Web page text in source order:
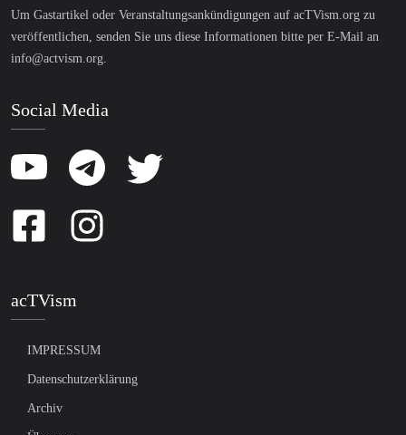
Um Gastartikel oder Veranstaltungsankündigungen auf acTVism.org zu
veröffentlichen, senden Sie uns diese Informationen bitte per E-Mail an
info@actvism.org.
Social Media
acTVism
IMPRESSUM
Datenschutzerklärung
Archiv